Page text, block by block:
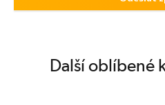
Další oblíbené